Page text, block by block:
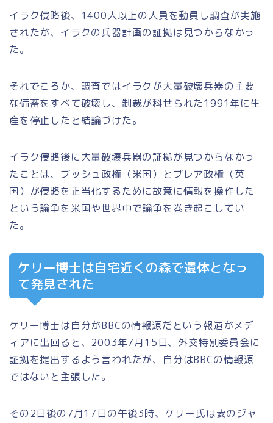
イラク侵略後、1400人以上の人員を動員し調査が実施
されたが、イラクの兵器計画の証拠は見つからなかっ
た。
それでころか、調査ではイラクが大量破壊兵器の主要
な備蓄をすべて破壊し、制裁が科せられた1991年に生
産を停止したと結論づけた。
イラク侵略後に大量破壊兵器の証拠が見つからなかっ
たことは、ブッシュ政権（米国）とブレア政権（英
国）が侵略を正当化するために故意に情報を操作した
という論争を米国や世界中で論争を巻き起こしてい
た。
ケリー博士は自宅近くの森で遺体となっ
て発見された
ケリー博士は自分がBBCの情報源だという報道がメデ
ィアに出回ると、2003年7月15日、外交特別委員会に
証拠を提出するよう言われたが、自分はBBCの情報源
ではないと主張した。
その2日後の7月17日の午後3時、ケリー氏は妻のジャ